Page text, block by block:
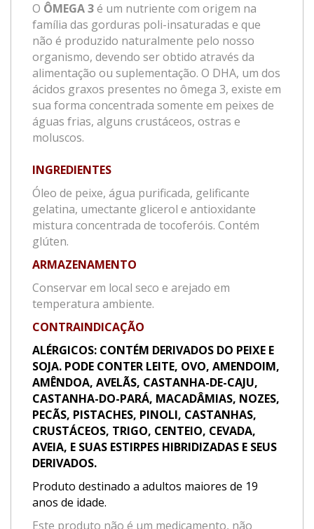
O ÔMEGA 3é um nutriente com origem na
família das gorduras poli-insaturadas e que
não é produzido naturalmente pelo nosso
organismo, devendo ser obtido através da
alimentação ou suplementação. O DHA, um dos
ácidos graxos presentes no ômega 3, existe em
sua forma concentrada somente em peixes de
águas frias, alguns crustáceos, ostras e
moluscos.
INGREDIENTES
Óleo de peixe, água purificada, gelificante
gelatina, umectante glicerol e antioxidante
mistura concentrada de tocoferóis. Contém
glúten.
ARMAZENAMENTO
Conservar em local seco e arejado em
temperatura ambiente.
CONTRAINDICAÇÃO
ALÉRGICOS: CONTÉM DERIVADOS DO PEIXE E
SOJA. PODE CONTER LEITE, OVO, AMENDOIM,
AMÊNDOA, AVELÃS, CASTANHA-DE-CAJU,
CASTANHA-DO-PARÁ, MACADÂMIAS, NOZES,
PECÃS, PISTACHES, PINOLI, CASTANHAS,
CRUSTÁCEOS, TRIGO, CENTEIO, CEVADA,
AVEIA, E SUAS ESTIRPES HIBRIDIZADAS E SEUS
DERIVADOS.
Produto destinado a adultos maiores de 19
anos de idade.
Este produto não é um medicamento, não